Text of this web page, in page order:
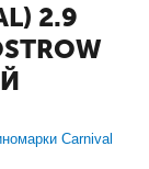
2.9
Carnival